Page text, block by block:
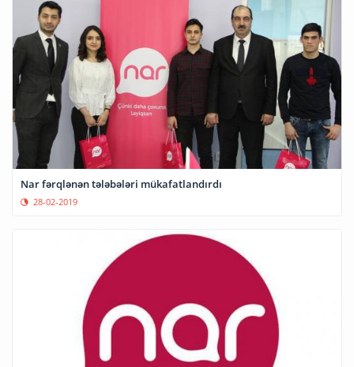
Nar fərqlənən tələbələri mükafatlandırdı
28-02-2019